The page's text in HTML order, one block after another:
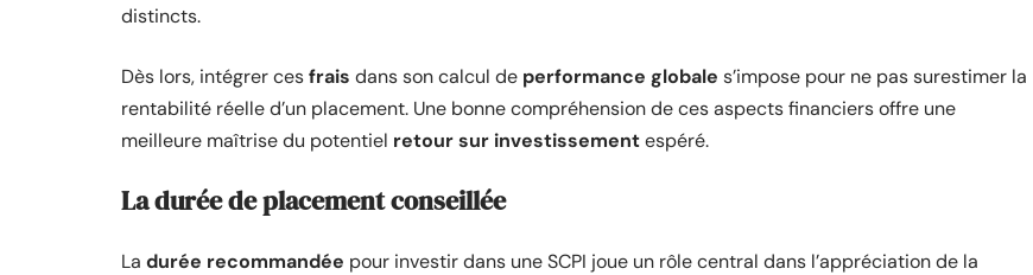
distincts.
Dès lors, intégrer cesfrais dans son calcul de performance globale s’impose pour ne pas surestimer la
rentabilité réelle d’un placement. Une bonne compréhension de ces aspects financiers offre une
meilleure maîtrise du potentiel retour sur investissementespéré.
La durée de placement conseillée
La durée recommandée pour investir dans une SCPI joue un rôle central dans l’appréciation de la